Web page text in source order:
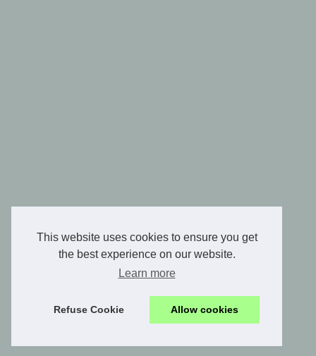
This website uses cookies to ensure you get
the best experience on our website.
Learn more
Refuse Cookie Allow cookies